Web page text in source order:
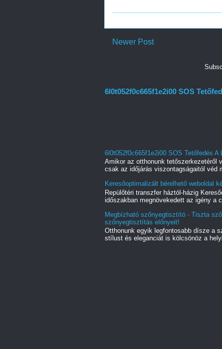
Newer Post
6l0t052f0c665f1e2i00 SOS
6l0t052f0c665f1e2i00 SOS Tetőfedés
Amikor az otthonunk tetőszerkezetéről
csak az időjárás viszontagságaitól véd
Keresőoptimalizált bérelhető weboldal
Repülőtéri transzfer háztól-házig
időszakban megnövekedett az igény a
Megbízható szőnyegtisztító - Tiszta
szőnyegtisztítás előnyeit!
Otthonunk egyik legfontosabb dísze a
stílust és eleganciát is kölcsönöz a